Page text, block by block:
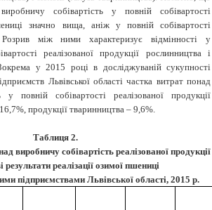
собівартість у повній собівартості
значно вища, аніж у повній собівартості
Розрив між ними характеризує відмінності у
реалізованої продукції рослинництва і
у 2015 році в досліджуваній сукупності
Львівської області частка витрат понад
у повній собівартості реалізованої продукції
продукції тваринництва – 9,6%.
Таблиця 2.
виробничу собівартість реалізованої продукції
результати реалізації озимої пшениці
підприємствами Львівської області, 2015 р.